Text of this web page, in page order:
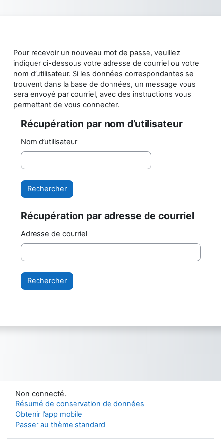
Pour recevoir un nouveau mot de passe, veuillez
indiquer ci-dessous votre adresse de courriel ou votre
nom d’utilisateur. Si les données correspondantes se
trouvent dans la base de données, un message vous
sera envoyé par courriel, avec des instructions vous
permettant de vous connecter.
Récupération par nom d’utilisateur
Récupération par nom d’utilisateur
Nom d’utilisateur
Récupération par adresse de courriel
Récupération par adresse de courriel
Adresse de courriel
Non connecté.
Résumé de conservation de données
Obtenir l’app mobile
Passer au thème standard